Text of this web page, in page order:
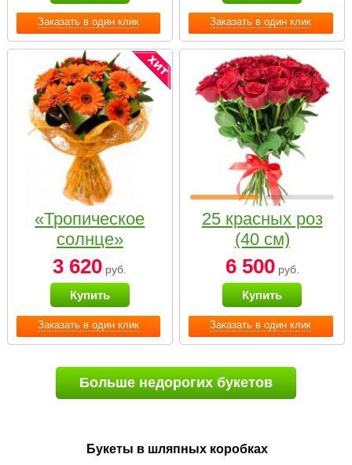
Заказать в один клик Заказать в один клик
Заказать в один клик
«Тропическое
солнце»
3 620 руб.
Купить
Заказать в один клик
25 красных роз
(40 см)
6 500руб.
Купить
Больше недорогих букетов
Букеты в шляпных коробках